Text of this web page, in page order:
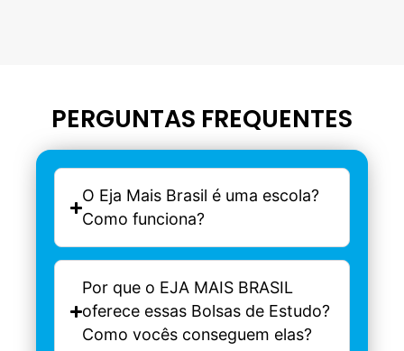
PERGUNTAS FREQUENTES
O Eja Mais Brasil é uma escola?
Como funciona?
Por que o EJA MAIS BRASIL
oferece essas Bolsas de Estudo?
Como vocês conseguem elas?